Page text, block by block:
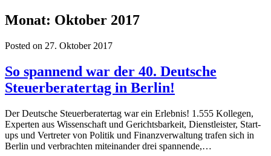
Monat: Oktober 2017
Posted on 27. Oktober 2017
So spannend war der 40. Deutsche
Steuerberatertag in Berlin!
Der Deutsche Steuerberatertag war ein Erlebnis! 1.555 Kollegen,
Experten aus Wissenschaft und Gerichtsbarkeit, Dienstleister, Start-
ups und Vertreter von Politik und Finanzverwaltung trafen sich in
Berlin und verbrachten miteinander drei spannende,…